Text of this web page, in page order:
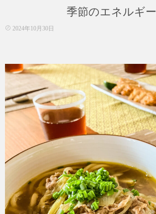
季節のエネルギー
2024年10月30日